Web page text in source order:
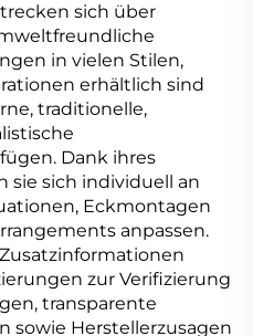
sich über
in vielen Stilen,
erhältlich sind
traditionelle,
Dank ihres
sie sich individuell an
Eckmontagen
anpassen.
zur Verifizierung
transparente
sowie Herstellerzusagen